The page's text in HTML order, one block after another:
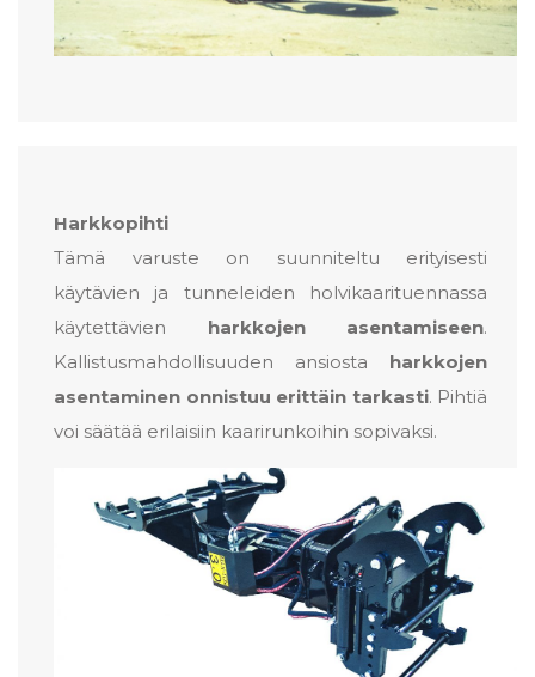
Harkkopihti
Tämä varuste on suunniteltu erityisesti
käytävien ja tunneleiden holvikaarituennassa
käytettävien harkkojen asentamiseen.
Kallistusmahdollisuuden ansiosta harkkojen
asentaminen onnistuu erittäin tarkasti. Pihtiä
voi säätää erilaisiin kaarirunkoihin sopivaksi.